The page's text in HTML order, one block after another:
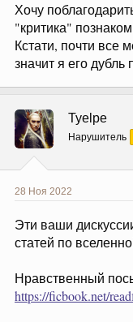
Хочу
"критика"
Кстати, почти все
значит я его дубль
Tyelpe
Нарушитель
28 Ноя 2022
Эти ваши
статей по
Нравственный
https://ficbook.net/